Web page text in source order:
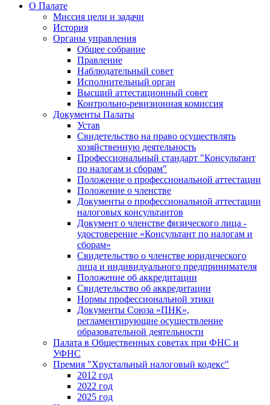
О Палате
Миссия цели и задачи
История
Органы управления
Общее собрание
Правление
Наблюдательный совет
Исполнительный орган
Высший аттестационный совет
Контрольно-ревизионная комиссия
Документы Палаты
Устав
Свидетельство на право осуществлять
хозяйственную деятельность
Профессиональный стандарт "Консультант
по налогам и сборам"
Положение о профессиональной аттестации
Положение о членстве
Документы о профессиональной аттестации
налоговых консультантов
Документ о членстве физического лица -
удостоверение «Консультант по налогам и
сборам»
Свидетельство о членстве юридического
лица и индивидуального предпринимателя
Положение об аккредитации
Свидетельство об аккредитации
Нормы профессиональной этики
Документы Союза «ПНК»,
регламентирующие осуществление
образовательной деятельности
Палата в Общественных советах при ФНС и
УФНС
Премия "Хрустальный налоговый кодекс"
2012 год
2022 год
2025 год